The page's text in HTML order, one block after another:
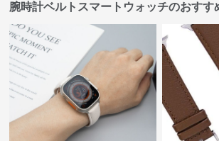
腕時計ベルトスマートウォッチのおすす